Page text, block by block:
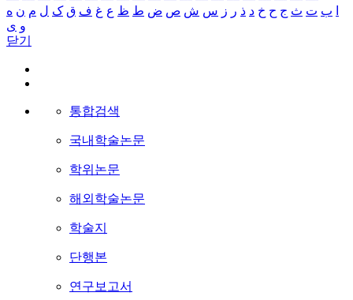
ب ت ث ج ح خ د ذ ر ز س ش ص ض ط ظ ع غ ف ق ک ل م ن ه
و ی
닫기
통합검색
국내학술논문
학위논문
해외학술논문
학술지
단행본
연구보고서